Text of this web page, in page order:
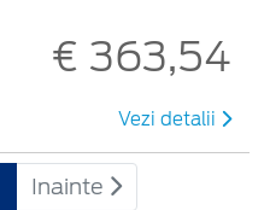
€ 363,54
Vezi detalii
Inainte